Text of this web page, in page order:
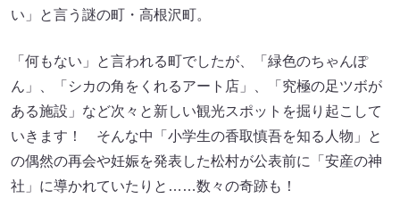
い」と言う謎の町・高根沢町。
「何もない」と言われる町でしたが、「緑色のちゃんぽ
ん」、「シカの角をくれるアート店」、「究極の足ツボが
ある施設」など次々と新しい観光スポットを掘り起こして
いきます！ そんな中「小学生の香取慎吾を知る人物」と
の偶然の再会や妊娠を発表した松村が公表前に「安産の神
社」に導かれていたりと……数々の奇跡も！